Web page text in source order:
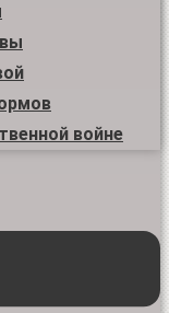
войне